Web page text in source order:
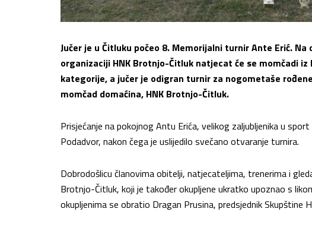
Jučer je u Čitluku počeo 8. Memorijalni turnir Ante Erić.
organizaciji HNK Brotnjo-Čitluk natjecat će se momčadi
kategorije, a jučer je odigran turnir za nogometaše
momčad domaćina, HNK Brotnjo-Čitluk.
Prisjećanje na pokojnog Antu Erića, velikog zaljubljenika u
Podadvor, nakon čega je uslijedilo svečano otvaranje turnira.
Dobrodošlicu članovima obitelji, natjecateljima, trenerima i
Brotnjo-Čitluk, koji je također okupljene ukratko upoznao s
okupljenima se obratio Dragan Prusina, predsjednik Skupštine